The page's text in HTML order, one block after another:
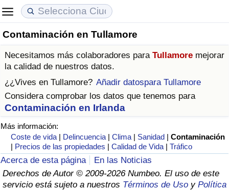
Contaminación en Tullamore
Necesitamos más colaboradores para Tullamore mejorar
la calidad de nuestros datos.
¿¿Vives en Tullamore? Añadir datospara Tullamore
Considera comprobar los datos que tenemos para
Contaminación en Irlanda
Más información:
Coste de vida | Delincuencia |Clima | Sanidad |Contaminación
| Precios de las propiedades |Calidad de Vida |Tráfico
Acerca de esta página
En las Noticias
Derechos de Autor © 2009-2026 Numbeo. El uso de este
servicio está sujeto a nuestros Términos de Uso y Política
Coste de vida
Índice de Costo de Vida (Actual)
Índice de Costo de Vida
Índice de costo de vida por país
en aqaba
Precios de las propiedades
Índice de Precios de Inmuebles (Actual)
Índice de Precios de Inmuebles
Índice de Precios de Inmuebles por País
Calidad de Vida
Índice de Calidad de Vida
Índice de Calidad de Vida (Actual)
Índice de calidad de vida por país
Delincuencia
Calificación del Índice de Criminalidad
(Actual)